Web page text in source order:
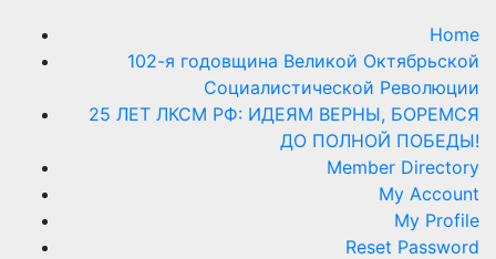
Home
102-я годовщина Великой Октябрьской
Социалистической Революции
25 ЛЕТ ЛКСМ РФ: ИДЕЯМ ВЕРНЫ, БОРЕМСЯ
ДО ПОЛНОЙ ПОБЕДЫ!
Member Directory
My Account
My Profile
Reset Password